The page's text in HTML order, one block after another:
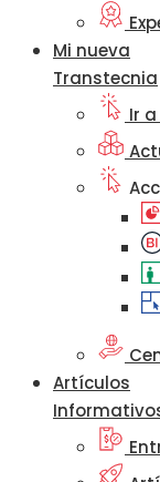
Mi nueva
Transtecnia
Ir
Artículos